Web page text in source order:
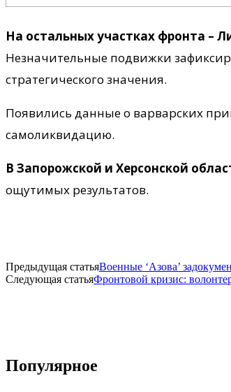
На остальных участках фронта –
Незначительные подвижки
стратегического значения.
Появились данные о варварских
самоликвидацию.
В Запорожской и Херсонской
ощутимых результатов.
Предыдущая статьяВоенные ‘Азова’
Следующая статьяФронтовой кризис:
Популярное